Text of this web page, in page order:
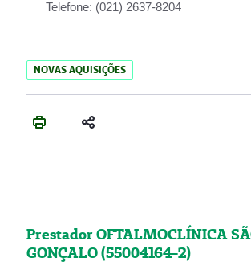
Telefone: (021) 2637-8204
NOVAS AQUISIÇÕES
Prestador OFTALMOCLÍNICA
GONÇALO (55004164-2)